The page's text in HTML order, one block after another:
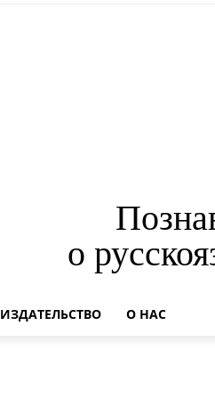
о
ИЗДАТЕЛЬСТВО О НАС